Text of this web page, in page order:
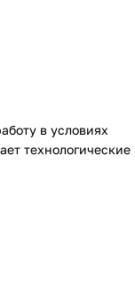
в условиях
технологические